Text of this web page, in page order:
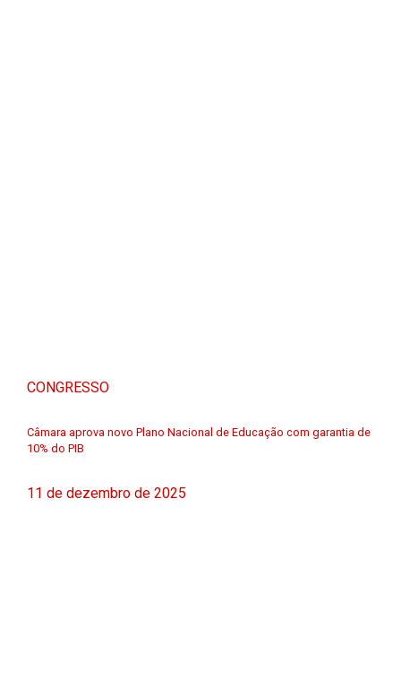
CONGRESSO
Câmara aprova novo Plano Nacional de Educação com garantia de
10% do PIB
11 de dezembro de 2025